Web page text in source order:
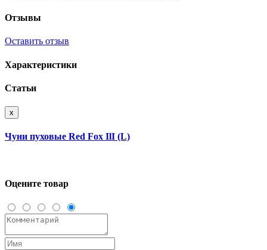
Отзывы
Оставить отзыв
Характеристики
Статьи
x
Чуни пуховые Red Fox IlI (L)
Оцените товар